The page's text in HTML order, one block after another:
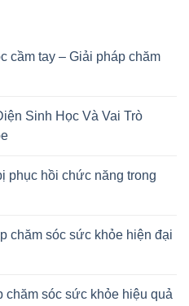
cầm tay – Giải pháp chăm
Sinh Học Và Vai Trò
phục hồi chức năng trong
chăm sóc sức khỏe hiện đại
chăm sóc sức khỏe hiệu quả